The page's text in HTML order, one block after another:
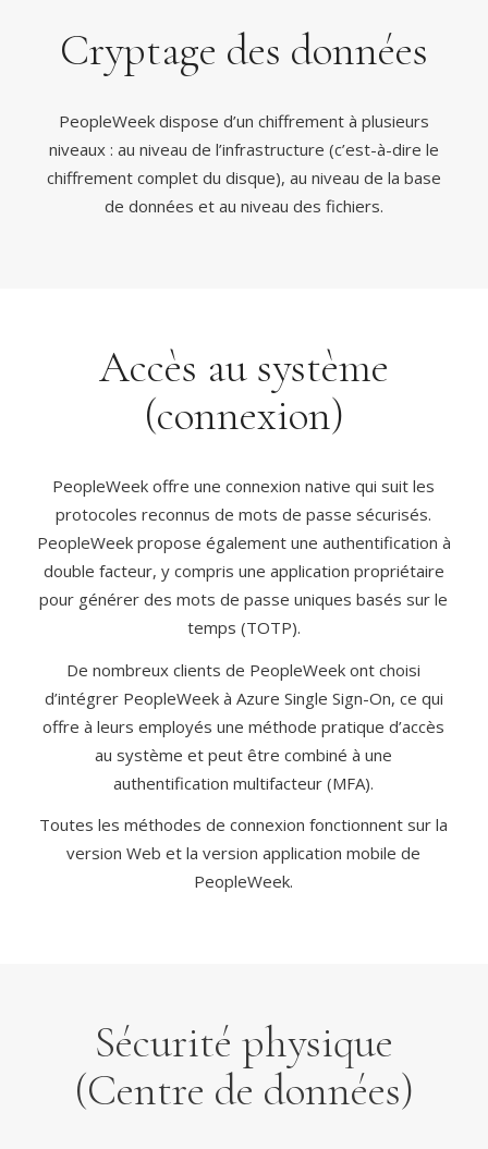
Cryptage des données
PeopleWeek dispose d’un chiffrement à plusieurs
niveaux : au niveau de l’infrastructure (c’est-à-dire le
chiffrement complet du disque), au niveau de la base
de données et au niveau des fichiers.
Accès au système
(connexion)
PeopleWeek offre une connexion native qui suit les
protocoles reconnus de mots de passe sécurisés.
PeopleWeek propose également une authentification à
double facteur, y compris une application propriétaire
pour générer des mots de passe uniques basés sur le
temps (TOTP).
De nombreux clients de PeopleWeek ont choisi
d’intégrer PeopleWeek à Azure Single Sign-On, ce qui
offre à leurs employés une méthode pratique d’accès
au système et peut être combiné à une
authentification multifacteur (MFA).
Toutes les méthodes de connexion fonctionnent sur la
version Web et la version application mobile de
PeopleWeek.
Sécurité physique
(Centre de données)